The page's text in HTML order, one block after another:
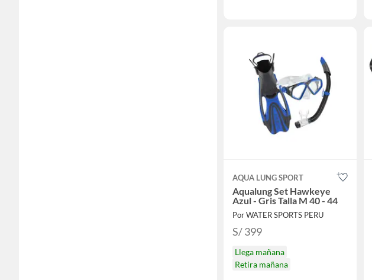
AQUA LUNG SPORT
Aqualung Set Hawkeye
Azul - Gris Talla M 40 - 44
Por WATER SPORTS PERU
S/ 399
Llega mañana
Retira mañana